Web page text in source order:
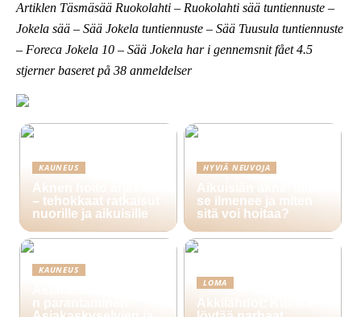
Artiklen Täsmäsää Ruokolahti – Ruokolahti sää tuntiennuste –
Jokela sää – Sää Jokela tuntiennuste – Sää Tuusula tuntiennuste
– Foreca Jokela 10 – Sää Jokela har i gennemsnit fået4.5
stjerner baseret på 38 anmeldelser
KAUNEUS
Aknen hoito arjessa
– tehokkaat ratkaisut
nuorille ja aikuisille
HYVIÄ NEUVOJA
Aikuisiän akne: Miksi
se ilmenee ja miten
sitä voi hoitaa?
KAUNEUS
n parantaminen:
LOMA
Äkkilähdöt: Kuinka